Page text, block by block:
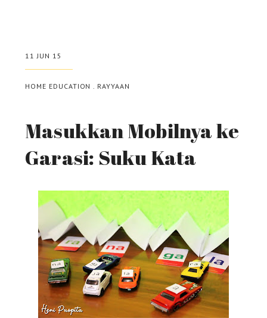
11 JUN 15
HOME EDUCATION . RAYYAAN
Masukkan Mobilnya ke
Garasi: Suku Kata